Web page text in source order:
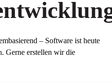
– Software ist heute
Gerne erstellen wir die